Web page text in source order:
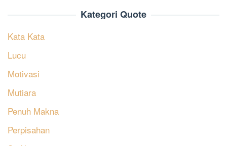
Kategori Quote
Kata Kata
Lucu
Motivasi
Mutiara
Penuh Makna
Perpisahan